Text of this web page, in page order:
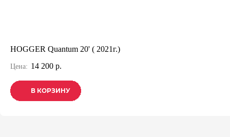
HOGGER Quantum 20' ( 2021г.)
Цена: 14 200 р.
В КОРЗИНУ
В КОРЗИНУ
В КОРЗИНУ